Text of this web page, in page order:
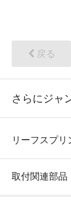
戻る
さらにジャ
リーフスプリ
取付関連部品